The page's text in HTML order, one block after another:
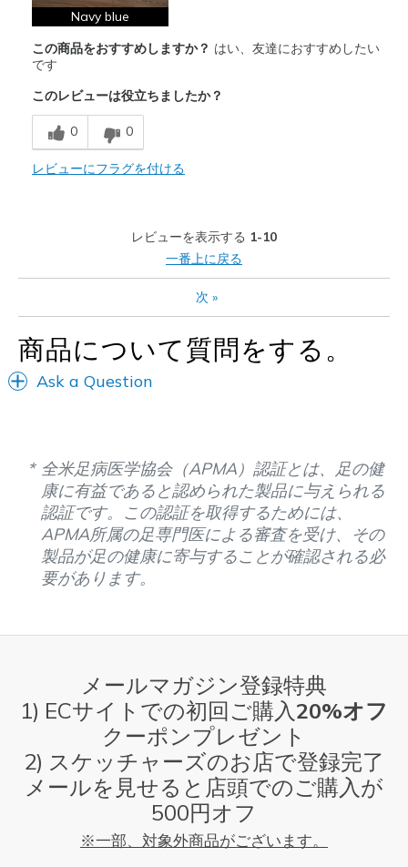
Durable
Stylish
商品が期待と異なったレビュー
Need Break In
以下に最適
Feels true to width
Sizing
Feels true to size
I'm Into Shoes
Navy blue
この商品をおすすめしますか？ はい、友達におすすめしたい
です
このレビューは役立ちましたか？
0 0
レビューにフラグを付ける
レビューを表示する 1-10
一番上に戻る
次 »
商品について質問をする。
Ask a Question
全米足病医学協会（APMA）認証とは、足の健
康に有益であると認められた製品に与えられる
認証です。この認証を取得するためには、
APMA所属の足専門医による審査を受け、その
製品が足の健康に寄与することが確認される必
要があります。
メールマガジン登録特典
1) ECサイトでの初回ご購入20%オフ
クーポンプレゼント
2) スケッチャーズのお店で登録完了
メールを見せると店頭でのご購入が
500円オフ
※一部、対象外商品がございます。